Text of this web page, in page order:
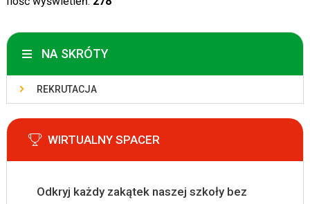
NA SKRÓTY
REKRUTACJA
WIRTUALNY SPACER
Odkryj każdy zakątek naszej szkoły bez